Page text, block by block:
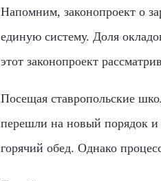
Напомним, законопроект о
единую систему. Доля
этот законопроект
Посещая ставропольские
перешли на новый порядок и
горячий обед. Однако